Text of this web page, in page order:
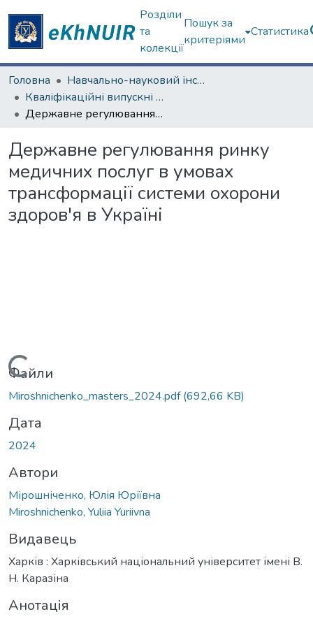
Розділи
та
колекції
Пошук за
критеріями
Статистика
Головна
Навчально-науковий інститут "Інститут державного управління"
Кваліфікаційні випускні роботи магістрів. Інститут державного управління
Державне регулювання ринку медичних послуг в умовах трансформації системи охорони здоров'я в Україні
Державне регулювання ринку
медичних послуг в умовах
трансформації системи охорони
здоров'я в Україні
Вантажиться...
Файли
Miroshnichenko_masters_2024.pdf(692,66 KB)
Дата
2024
Автори
Мірошніченко, Юлія Юріївна
Miroshnichenko, Yuliia Yuriivna
Видавець
Харків : Харківський національний університет імені В.
Н. Каразіна
Анотація